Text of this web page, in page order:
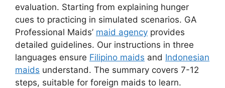
evaluation. Starting from explaining hunger
cues to practicing in simulated scenarios. GA
Professional Maids’ maid agency provides
detailed guidelines. Our instructions in three
languages ensure Filipino maids and Indonesian
maids understand. The summary covers 7-12
steps, suitable for foreign maids to learn.